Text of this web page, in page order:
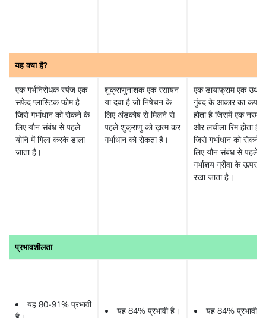
यह क्या है?
एक गर्भनिरोधक स्पंज एक
सफेद प्लास्टिक फोम है
जिसे गर्भाधान को रोकने के
लिए यौन संबंध से पहले
योनि में गिला करके डाला
जाता है।
प्रभावशीलता
यह 80-91% प्रभावी
शुक्राणुनाशक एक रसायन
या दवा है जो निषेचन के
लिए अंडकोष से मिलने से
पहले शुक्राणु को ख़त्म कर
गर्भाधान को रोकता है।
यह 84% प्रभावी है।
एक डायाफ्राम एक
गुंबद के आकार का कप
होता है जिसमें एक नरम
और लचीला रिम होता है
जिसे गर्भाधान को रोकने
लिए यौन संबंध से पहले
गर्भाशय ग्रीवा के ऊपर
रखा जाता है।
यह 84% प्रभावी